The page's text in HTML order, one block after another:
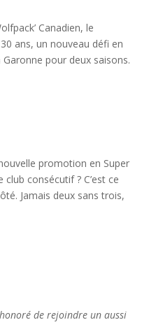
Canadien, le
30 ans, un nouveau défi en
pour deux saisons.
promotion en Super
club consécutif ? C’est ce
ôté. Jamais deux sans trois,
éde rejoindre un aussi